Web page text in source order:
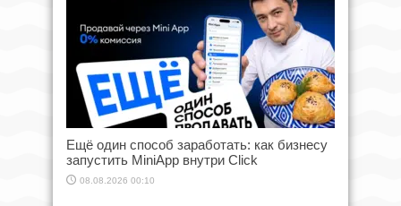
Ещё один способ заработать: как бизнесу
запустить MiniApp внутри Click
08.08.2026 00:10